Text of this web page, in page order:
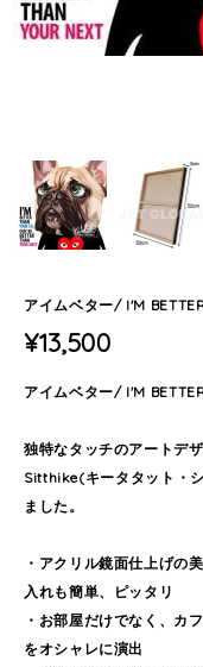
アイムベター/ I'M
¥13,500
アイムベター/ I'M
独特なタッチのアートデ
Sitthike(キータタット・
ました。
・アクリル鏡面仕上げの
入れも簡単、ピッタリ
・お部屋だけでなく、カ
をオシャレに演出